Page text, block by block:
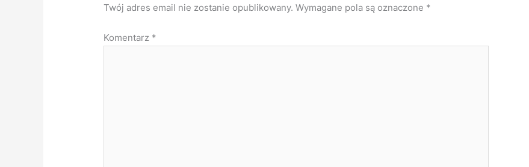
Twój adres email nie zostanie opublikowany. Wymagane pola są oznaczone *
Komentarz *